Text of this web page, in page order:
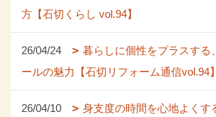
方【石切くらし vol.94】
26/04/24
暮らしに個性をプラスする
ールの魅力【石切リフォーム通信vol.94】
26/04/10
身支度の時間を心地よくす